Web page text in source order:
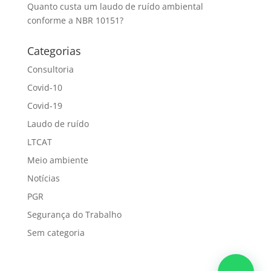
Quanto custa um laudo de ruído ambiental
conforme a NBR 10151?
Categorias
Consultoria
Covid-10
Covid-19
Laudo de ruído
LTCAT
Meio ambiente
Notícias
PGR
Segurança do Trabalho
Sem categoria